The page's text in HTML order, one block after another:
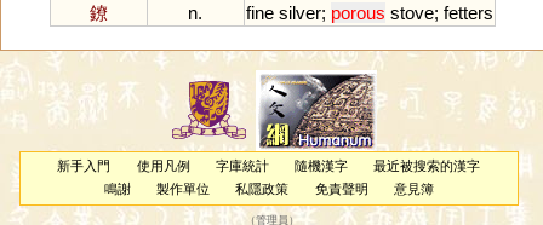
鐐
n. fine silver; porous stove; fetters
新手入門 使用凡例 字庫統計 隨機漢字
最近被搜索的漢字
鳴謝
製作單位 私隱政策 免責聲明 意見簿
（管理員 ）